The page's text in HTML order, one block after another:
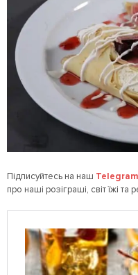
Підписуйтесь на наш Telegram
про наші розіграші, світ їжі та